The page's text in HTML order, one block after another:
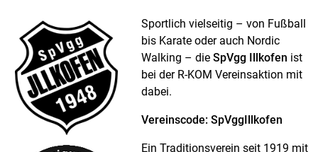
Sportlich vielseitig – von Fußball
bis Karate oder auch Nordic
Walking – die SpVgg Illkofen ist
bei der R-KOM Vereinsaktion mit
dabei.
Vereinscode: SpVggIllkofen
Ein Traditionsverein seit 1919 mit